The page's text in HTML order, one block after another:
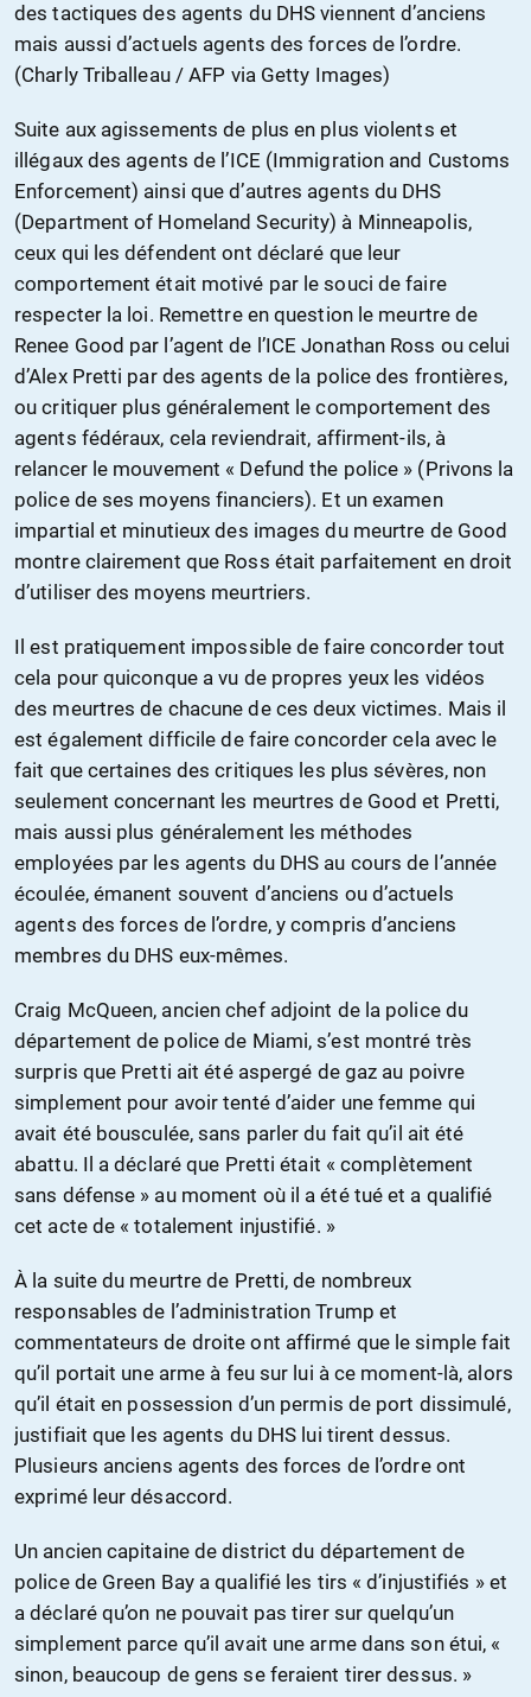
des tactiques des agents du DHS viennent d’anciens
mais aussi d’actuels agents des forces de l’ordre.
(Charly Triballeau / AFP via Getty Images)
Suite aux agissements de plus en plus violents et
illégaux des agents de l’ICE (Immigration and Customs
Enforcement) ainsi que d’autres agents du DHS
(Department of Homeland Security) à Minneapolis,
ceux qui les défendent ont déclaré que leur
comportement était motivé par le souci de faire
respecter la loi. Remettre en question le meurtre de
Renee Good par l’agent de l’ICE Jonathan Ross ou celui
d’Alex Pretti par des agents de la police des frontières,
ou critiquer plus généralement le comportement des
agents fédéraux, cela reviendrait, affirment-ils, à
relancer le mouvement « Defund the police » (Privons la
police de ses moyens financiers). Et un examen
impartial et minutieux des images du meurtre de Good
montre clairement que Ross était parfaitement en droit
d’utiliser des moyens meurtriers.
Il est pratiquement impossible de faire concorder tout
cela pour quiconque a vu de propres yeux les vidéos
des meurtres de chacune de ces deux victimes. Mais il
est également difficile de faire concorder cela avec le
fait que certaines des critiques les plus sévères, non
seulement concernant les meurtres de Good et Pretti,
mais aussi plus généralement les méthodes
employées par les agents du DHS au cours de l’année
écoulée, émanent souvent d’anciens ou d’actuels
agents des forces de l’ordre, y compris d’anciens
membres du DHS eux-mêmes.
Craig McQueen, ancien chef adjoint de la police du
département de police de Miami, s’est montré très
surpris que Pretti ait été aspergé de gaz au poivre
simplement pour avoir tenté d’aider une femme qui
avait été bousculée, sans parler du fait qu’il ait été
abattu. Il a déclaré que Pretti était « complètement
sans défense » au moment où il a été tué et a qualifié
cet acte de « totalement injustifié. »
À la suite du meurtre de Pretti, de nombreux
responsables de l’administration Trump et
commentateurs de droite ont affirmé que le simple fait
qu’il portait une arme à feu sur lui à ce moment-là, alors
qu’il était en possession d’un permis de port dissimulé,
justifiait que les agents du DHS lui tirent dessus.
Plusieurs anciens agents des forces de l’ordre ont
exprimé leur désaccord.
Un ancien capitaine de district du département de
police de Green Bay a qualifié les tirs « d’injustifiés » et
a déclaré qu’on ne pouvait pas tirer sur quelqu’un
simplement parce qu’il avait une arme dans son étui, «
sinon, beaucoup de gens se feraient tirer dessus. »